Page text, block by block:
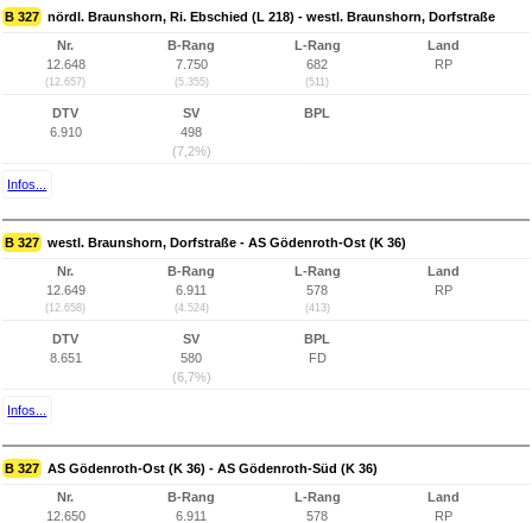
B 327 nördl. Braunshorn, Ri. Ebschied (L 218) - westl. Braunshorn, Dorfstraße
Nr.
12.648
(12.657)
B-Rang
7.750
(5.355)
L-Rang
682
(511)
Land
RP
DTV
6.910
SV
498
(7,2%)
BPL
Infos...
B 327 westl. Braunshorn, Dorfstraße - AS Gödenroth-Ost (K 36)
Nr.
12.649
(12.658)
B-Rang
6.911
(4.524)
L-Rang
578
(413)
Land
RP
DTV
8.651
SV
580
(6,7%)
BPL
FD
Infos...
B 327 AS Gödenroth-Ost (K 36) - AS Gödenroth-Süd (K 36)
Nr.
12.650
B-Rang
6.911
L-Rang
578
Land
RP